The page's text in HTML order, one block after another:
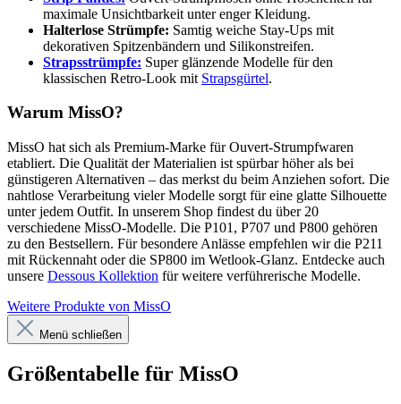
maximale Unsichtbarkeit unter enger Kleidung.
Halterlose Strümpfe: Samtig weiche Stay-Ups mit
dekorativen Spitzenbändern und Silikonstreifen.
Strapsstrümpfe: Super glänzende Modelle für den
klassischen Retro-Look mit Strapsgürtel.
Warum MissO?
MissO hat sich als Premium-Marke für Ouvert-Strumpfwaren
etabliert. Die Qualität der Materialien ist spürbar höher als bei
günstigeren Alternativen – das merkst du beim Anziehen sofort. Die
nahtlose Verarbeitung vieler Modelle sorgt für eine glatte Silhouette
unter jedem Outfit. In unserem Shop findest du über 20
verschiedene MissO-Modelle. Die P101, P707 und P800 gehören
zu den Bestsellern. Für besondere Anlässe empfehlen wir die P211
mit Rückennaht oder die SP800 im Wetlook-Glanz. Entdecke auch
unsere Dessous Kollektion für weitere verführerische Modelle.
Weitere Produkte von MissO
Menü schließen
Größentabelle für MissO